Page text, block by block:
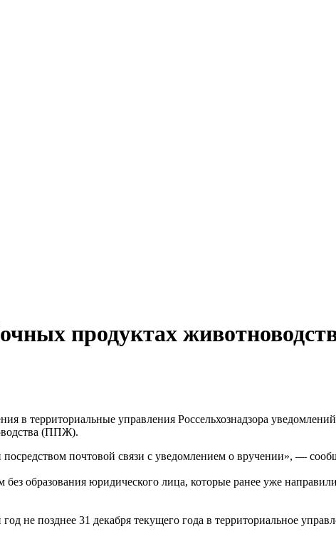
продуктах
в территориальные управления Россельхознадзора
(ППЖ).
почтовой связи с уведомлением о вручении», —
образования юридического лица, которые ранее уже
позднее 31 декабря текущего года в территориальное